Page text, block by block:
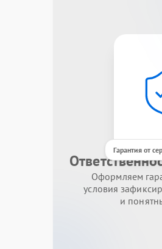
Гарантия от
Оформляем
условия
и